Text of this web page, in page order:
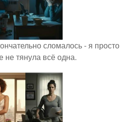
сломалось - я просто
не тянула всё одна.